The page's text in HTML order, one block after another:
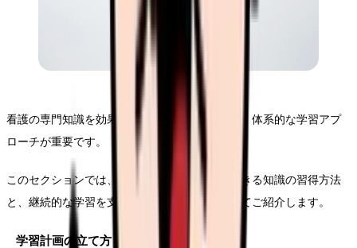
看護の専門知識を効果的に身につけるためには、体系的な学習アプ
ローチが重要です。
このセクションでは、臨床現場で即座に活用できる知識の習得方法
と、継続的な学習を支援するテクニックについてご紹介します。
学習計画の立て方